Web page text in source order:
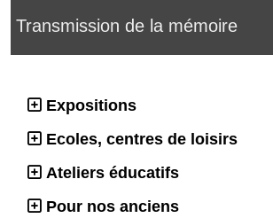
Transmission de la mémoire
Expositions
Ecoles, centres de loisirs
Ateliers éducatifs
Pour nos anciens